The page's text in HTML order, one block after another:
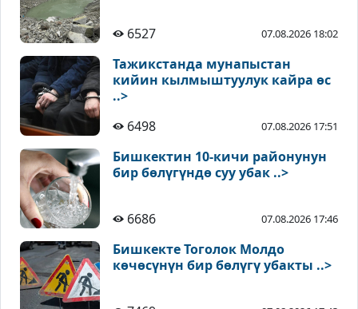
6527 07.08.2026 18:02
Тажикстанда мунапыстан
кийин кылмыштуулук кайра өс
..>
6498
07.08.2026 17:51
Бишкектин 10-кичи районунун
бир бөлүгүндө суу убак ..>
6686 07.08.2026 17:46
Бишкекте Тоголок Молдо
көчөсүнүн бир бөлүгү убакты ..>